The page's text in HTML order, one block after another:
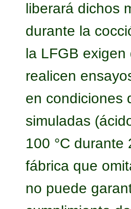
liberará dichos
durante la
la LFGB exigen
realicen
en condiciones
simuladas
100 °C durante
fábrica que
no puede